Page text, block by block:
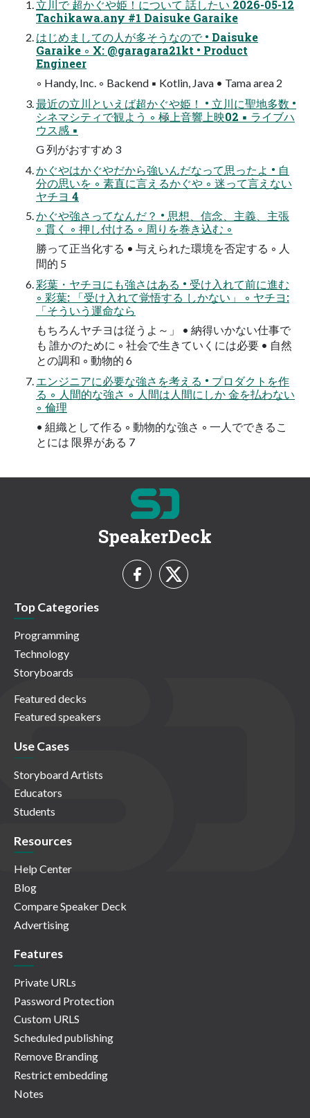
立川で 超かぐや姫！について 話したい 2026-05-12
Tachikawa.any #1 Daisuke Garaike
はじめましての人が多そうなので • Daisuke
Garaike ◦ X: @garagara21kt • Product
Engineer
◦ Handy, Inc. ◦ Backend ▪ Kotlin, Java • Tama area 2
最近の立川といえば超かぐや姫！ • 立川に聖地多数 •
シネマシティで観よう ◦ 極上音響上映02 ▪ ライブハ
ウス感 ▪
G 列がおすすめ 3
かぐやはかぐやだから強いんだなって思ったよ • 自
分の思いを ◦ 素直に言えるかぐや ◦ 迷って言えない
ヤチヨ 4
かぐや強さってなんだ？ • 思想、信念、主義、主張
◦ 貫く ◦ 押し付ける ◦ 周りを巻き込む ◦
勝って正当化する • 与えられた環境を否定する ◦ 人
間的 5
彩葉・ヤチヨにも強さはある • 受け入れて前に進む
◦ 彩葉: 「受け入れて覚悟する しかない」 ◦ ヤチヨ:
「そういう運命なら
もちろんヤチヨは従うよ～」 • 納得いかない仕事で
も 誰かのために ◦ 社会で生きていくには必要 • 自然
との調和 ◦ 動物的 6
エンジニアに必要な強さを考える • プロダクトを作
る ◦ 人間的な強さ ◦ 人間は人間にしか 金を払わない
◦ 倫理
• 組織として作る ◦ 動物的な強さ ◦ 一人でできるこ
とには 限界がある 7
SpeakerDeck
Top Categories
Programming
Technology
Storyboards
Featured decks
Featured speakers
Use Cases
Storyboard Artists
Educators
Students
Resources
Help Center
Blog
Compare Speaker Deck
Advertising
Features
Private URLs
Password Protection
Custom URLS
Scheduled publishing
Remove Branding
Restrict embedding
Notes